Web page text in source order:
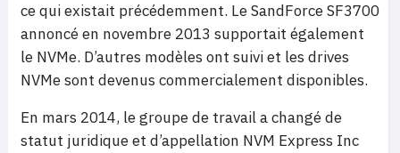
ce qui existait précédemment. Le SandForce SF3700
annoncé en novembre 2013 supportait également
le NVMe. D’autres modèles ont suivi et les drives
NVMe sont devenus commercialement disponibles.
En mars 2014, le groupe de travail a changé de
statut juridique et d’appellation NVM Express Inc